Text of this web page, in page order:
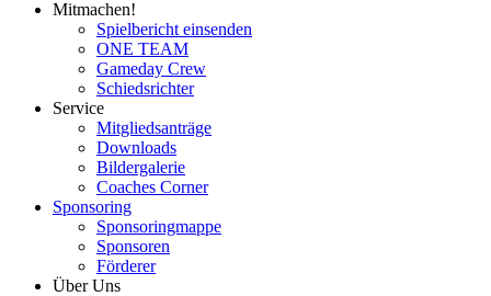
Mitmachen!
Spielbericht einsenden
ONE TEAM
Gameday Crew
Schiedsrichter
Service
Mitgliedsanträge
Downloads
Bildergalerie
Coaches Corner
Sponsoring
Sponsoringmappe
Sponsoren
Förderer
Über Uns